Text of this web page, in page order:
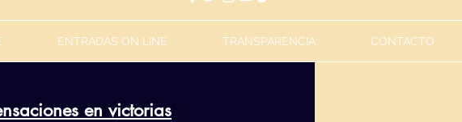
ENTRADAS ON LINE TRANSPARENCIA CONTACTO
en victorias